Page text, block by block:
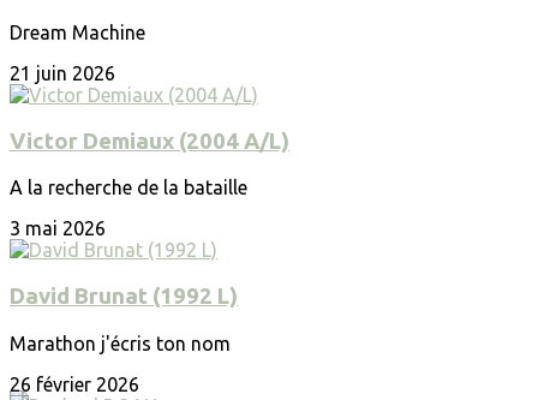
Dream Machine
21 juin 2026
Victor Demiaux (2004 A/L)
A la recherche de la bataille
3 mai 2026
David Brunat (1992 L)
Marathon j'écris ton nom
26 février 2026